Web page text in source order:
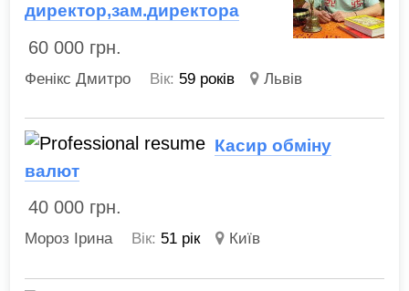
директор,зам.директора
60 000 грн.
Фенікс Дмитро Вік: 59 років Львів
Касир обміну
валют
40 000 грн.
Мороз Ірина Вік: 51 рік Київ